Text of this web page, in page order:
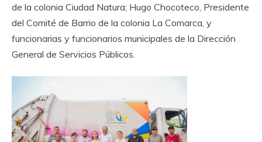
de la colonia Ciudad Natura; Hugo Chocoteco, Presidente
del Comité de Barrio de la colonia La Comarca, y
funcionarias y funcionarios municipales de la Dirección
General de Servicios Públicos.